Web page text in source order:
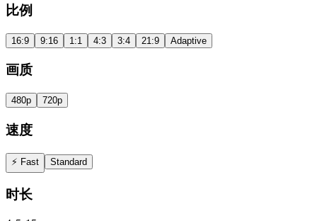
比例
16:9 9:16 1:1 4:3 3:4 21:9 Adaptive
画质
480p 720p
速度
⚡ Fast Standard
时长